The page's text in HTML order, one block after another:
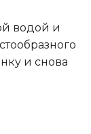
водой и
и снова